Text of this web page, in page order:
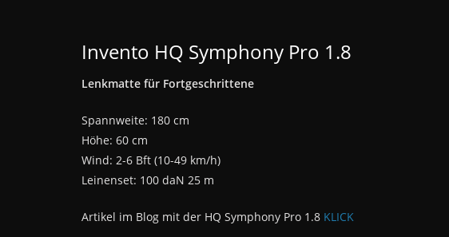
Invento HQ Symphony Pro 1.8
Lenkmatte für Fortgeschrittene
Spannweite: 180 cm
Höhe: 60 cm
Wind: 2-6 Bft (10-49 km/h)
Leinenset: 100 daN 25 m
Artikel im Blog mit der HQ Symphony Pro 1.8 KLICK